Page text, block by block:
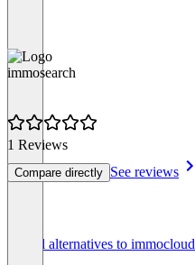
immosearch
1 Reviews
Compare directly See reviews
See all alternatives to immocloud